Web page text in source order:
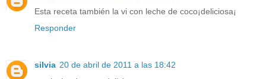
Esta receta también la vi con leche de coco¡deliciosa¡
Responder
silvia 20 de abril de 2011 a las 18:42